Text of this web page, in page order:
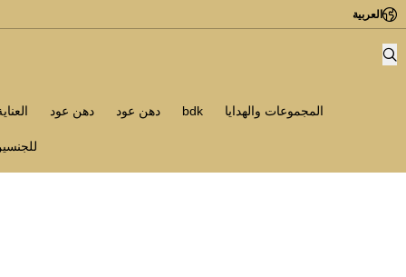
العربية
المجموعات والهدايا bdk دهن عود دهن عود